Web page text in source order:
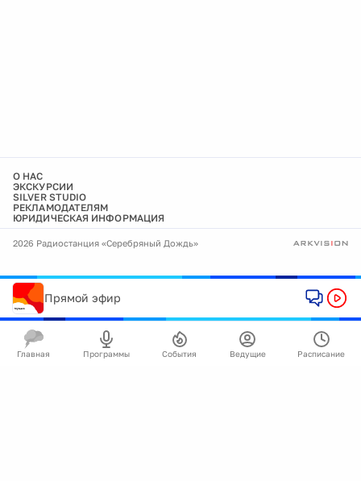
О НАС
ЭКСКУРСИИ
SILVER STUDIO
РЕКЛАМОДАТЕЛЯМ
ЮРИДИЧЕСКАЯ ИНФОРМАЦИЯ
2026 Радиостанция «Серебряный Дождь»
Прямой эфир
Главная Программы События Ведущие Расписание